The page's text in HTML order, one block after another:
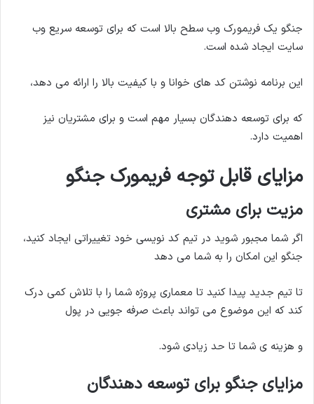
جنگو یک فریمورک وب سطح بالا است که برای توسعه سریع وب
سایت ایجاد شده است.
این برنامه نوشتن کد های خوانا و با کیفیت بالا را ارائه می دهد،
که برای توسعه دهندگان بسیار مهم است و برای مشتریان نیز
اهمیت دارد.
مزایای قابل توجه فریمورک جنگو
مزیت برای مشتری
اگر شما مجبور شوید در تیم کد نویسی خود تغییراتی ایجاد کنید،
جنگو این امکان را به شما می دهد
تا تیم جدید پیدا کنید تا معماری پروژه شما را با تلاش کمی درک
کند که این موضوع می تواند باعث صرفه جویی در پول
و هزینه ی شما تا حد زیادی شود.
مزایای جنگو برای توسعه دهندگان